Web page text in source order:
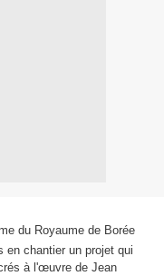
du Royaume de Borée
en chantier un projet qui
à l'œuvre de Jean